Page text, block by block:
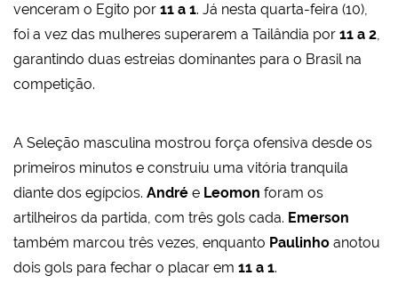
venceram o Egito por 11 a 1. Já nesta quarta-feira (10),
foi a vez das mulheres superarem a Tailândia por 11 a 2,
garantindo duas estreias dominantes para o Brasil na
competição.
A Seleção masculina mostrou força ofensiva desde os
primeiros minutos e construiu uma vitória tranquila
diante dos egípcios. André e Leomon foram os
artilheiros da partida, com três gols cada. Emerson
também marcou três vezes, enquanto Paulinho anotou
dois gols para fechar o placar em 11 a 1.